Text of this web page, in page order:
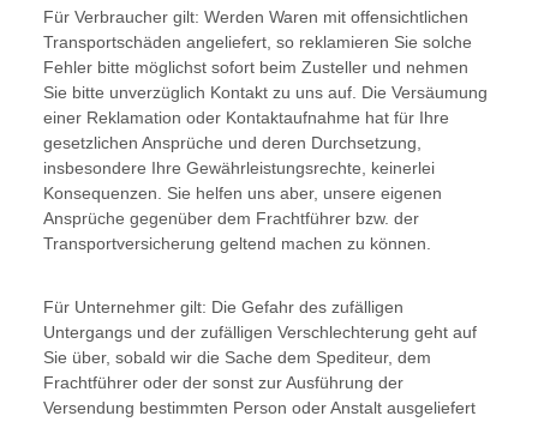
Für Verbraucher gilt: Werden Waren mit offensichtlichen
Transportschäden angeliefert, so reklamieren Sie solche
Fehler bitte möglichst sofort beim Zusteller und nehmen
Sie bitte unverzüglich Kontakt zu uns auf. Die Versäumung
einer Reklamation oder Kontaktaufnahme hat für Ihre
gesetzlichen Ansprüche und deren Durchsetzung,
insbesondere Ihre Gewährleistungsrechte, keinerlei
Konsequenzen. Sie helfen uns aber, unsere eigenen
Ansprüche gegenüber dem Frachtführer bzw. der
Transportversicherung geltend machen zu können.
Für Unternehmer gilt: Die Gefahr des zufälligen
Untergangs und der zufälligen Verschlechterung geht auf
Sie über, sobald wir die Sache dem Spediteur, dem
Frachtführer oder der sonst zur Ausführung der
Versendung bestimmten Person oder Anstalt ausgeliefert